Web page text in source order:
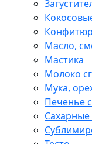
Масло,
Мастика
Молоко
Мука,
Печенье
Сахарные